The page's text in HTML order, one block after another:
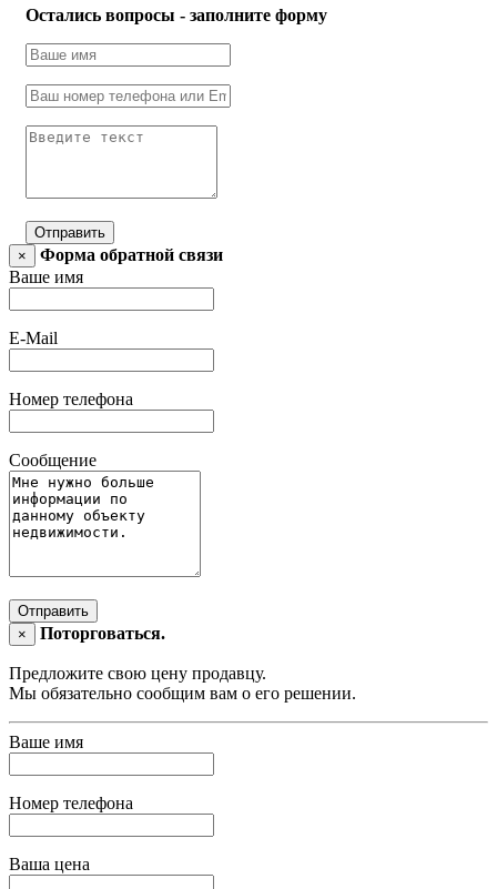
Остались вопросы - заполните форму
Отправить
×
Форма обратной связи
Ваше имя
E-Mail
Номер телефона
Сообщение
Отправить
×
Поторговаться.
Предложите свою цену продавцу.
Мы обязательно сообщим вам о его решении.
Ваше имя
Номер телефона
Ваша цена